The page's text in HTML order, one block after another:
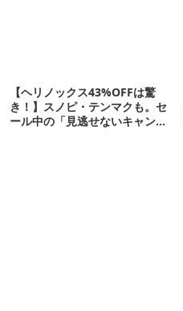
【ヘリノックス43%OFFは驚
き！】スノピ・テンマクも。セ
ール中の「見逃せないキャンプ